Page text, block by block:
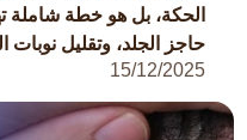
الحكة، بل هو خطة شاملة
حاجز الجلد، وتقليل نوبات
15/12/2025